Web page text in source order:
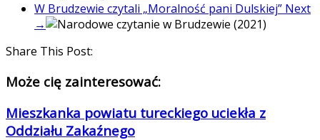
W Brudzewie czytali „Moralność pani Dulskiej” Next
→
Share This Post:
Może cię zainteresować:
Mieszkanka powiatu tureckiego uciekła z
Oddziału Zakaźnego